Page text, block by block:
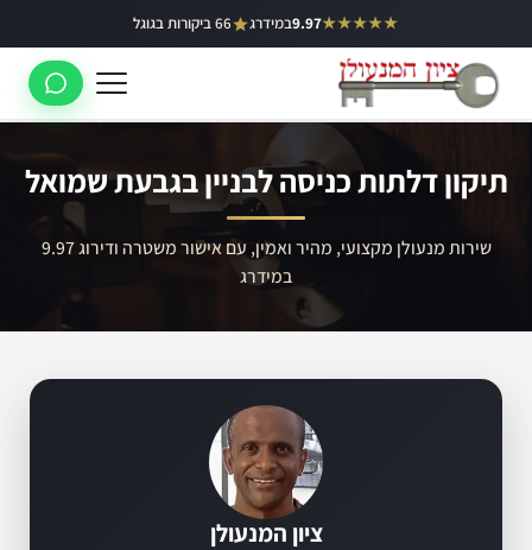
לתוכן
★★★★★
9.97במידרג 66 ביקורות בגוגל באר יעקב
ראשון לציון
לוד
רמלה
תיקון דלתות כניסה לבניין בגבעת שמואל
שירות מנעולן מקצועי, מהיר ואמין, עם אישור משטרה ודירוג 9.97
במידרג
ציון המנעולן